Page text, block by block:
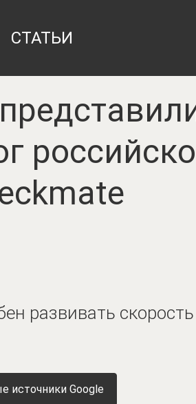
СТАТЬИ
развивать
источники Google